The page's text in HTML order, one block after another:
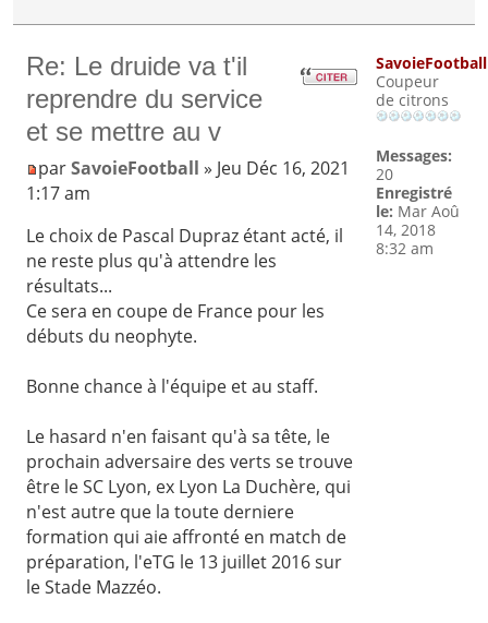
Re: Le druide va t'il
reprendre du service
et se mettre au v
parSavoieFootball » Jeu Déc 16, 2021
1:17 am
Le choix de Pascal Dupraz étant acté, il
ne reste plus qu'à attendre les
résultats...
Ce sera en coupe de France pour les
débuts du neophyte.
Bonne chance à l'équipe et au staff.
Le hasard n'en faisant qu'à sa tête, le
prochain adversaire des verts se trouve
être le SC Lyon, ex Lyon La Duchère, qui
n'est autre que la toute derniere
formation qui aie affronté en match de
préparation, l'eTG le 13 juillet 2016 sur
le Stade Mazzéo.
SavoieFootball
Coupeur
de citrons
Messages:
20
Enregistré
le: Mar Aoû
14, 2018
8:32 am